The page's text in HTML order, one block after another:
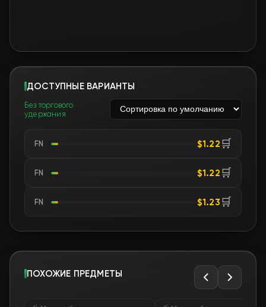
ДОСТУПНЫЕ ВАРИАНТЫ
Без торгового
удержания
FN $1.22 🛒
FN $1.22 🛒
FN $1.23 🛒
ПОХОЖИЕ ПРЕДМЕТЫ